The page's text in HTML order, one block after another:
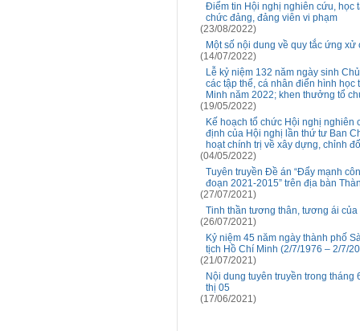
Điểm tin Hội nghị nghiên cứu, học
chức đảng, đảng viên vi phạm
(23/08/2022)
Một số nội dung về quy tắc ứng
(14/07/2022)
Lễ kỷ niệm 132 năm ngày sinh
các tập thể, cá nhân điển hình
Minh năm 2022; khen thưởng tổ
(19/05/2022)
Kế hoạch tổ chức Hội nghị nghiên
định của Hội nghị lần thứ tư Ban
hoạt chính trị về xây dựng, chỉnh
(04/05/2022)
Tuyên truyền Đề án “Đẩy mạnh
đoạn 2021-2015” trên địa bàn
(27/07/2021)
Tinh thần tương thân, tương ái
(26/07/2021)
Kỷ niệm 45 năm ngày thành phố
tịch Hồ Chí Minh (2/7/1976 – 2/7/
(21/07/2021)
Nội dung tuyên truyền trong
thị 05
(17/06/2021)